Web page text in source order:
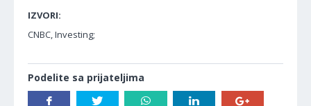
IZVORI:
CNBC, Investing;
Podelite sa prijateljima